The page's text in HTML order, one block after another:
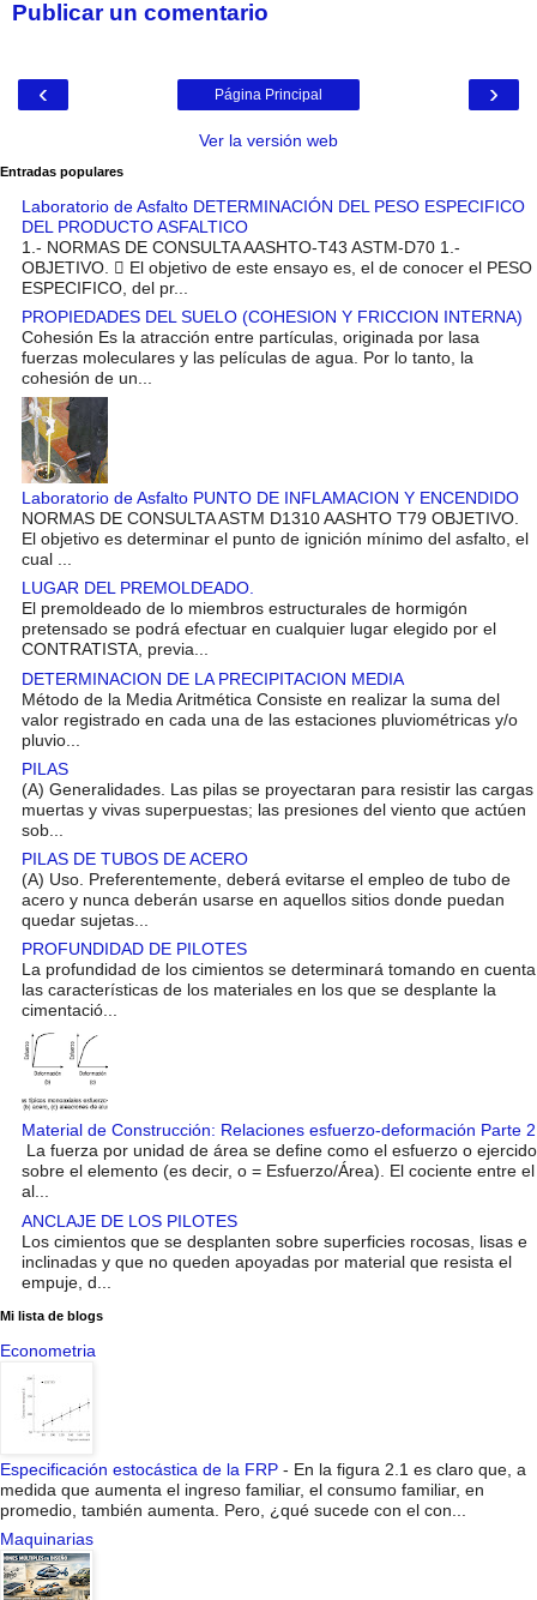
Publicar un comentario
‹ ›
Página Principal
Ver la versión web
Entradas populares
Laboratorio de Asfalto DETERMINACIÓN DEL PESO ESPECIFICO
DEL PRODUCTO ASFALTICO
1.- NORMAS DE CONSULTA AASHTO-T43 ASTM-D70 1.-
OBJETIVO.  El objetivo de este ensayo es, el de conocer el PESO
ESPECIFICO, del pr...
PROPIEDADES DEL SUELO (COHESION Y FRICCION INTERNA)
Cohesión Es la atracción entre partículas, originada por lasa
fuerzas moleculares y las películas de agua. Por lo tanto, la
cohesión de un...
Laboratorio de Asfalto PUNTO DE INFLAMACION Y ENCENDIDO
NORMAS DE CONSULTA ASTM D1310 AASHTO T79 OBJETIVO.
El objetivo es determinar el punto de ignición mínimo del asfalto, el
cual ...
LUGAR DEL PREMOLDEADO.
El premoldeado de lo miembros estructurales de hormigón
pretensado se podrá efectuar en cualquier lugar elegido por el
CONTRATISTA, previa...
DETERMINACION DE LA PRECIPITACION MEDIA
Método de la Media Aritmética Consiste en realizar la suma del
valor registrado en cada una de las estaciones pluviométricas y/o
pluvio...
PILAS
(A) Generalidades. Las pilas se proyectaran para resistir las cargas
muertas y vivas superpuestas; las presiones del viento que actúen
sob...
PILAS DE TUBOS DE ACERO
(A) Uso. Preferentemente, deberá evitarse el empleo de tubo de
acero y nunca deberán usarse en aquellos sitios donde puedan
quedar sujetas...
PROFUNDIDAD DE PILOTES
La profundidad de los cimientos se determinará tomando en cuenta
las características de los materiales en los que se desplante la
cimentació...
Material de Construcción: Relaciones esfuerzo-deformación Parte 2
La fuerza por unidad de área se define como el esfuerzo o ejercido
sobre el elemento (es decir, o = Esfuerzo/Área). El cociente entre el
al...
ANCLAJE DE LOS PILOTES
Los cimientos que se desplanten sobre superficies rocosas, lisas e
inclinadas y que no queden apoyadas por material que resista el
empuje, d...
Mi lista de blogs
Econometria
Especificación estocástica de la FRP - En la figura 2.1 es claro que, a
medida que aumenta el ingreso familiar, el consumo familiar, en
promedio, también aumenta. Pero, ¿qué sucede con el con...
Maquinarias